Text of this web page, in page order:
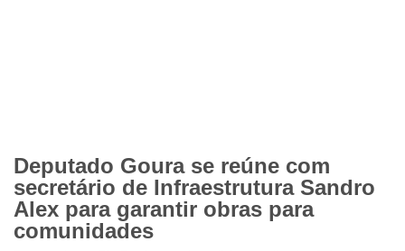
Deputado Goura se reúne com
secretário de Infraestrutura Sandro
Alex para garantir obras para
comunidades